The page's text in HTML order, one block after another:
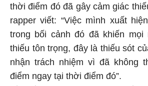
thời điểm đó đã gây cảm giác
rapper viết: “Việc mình xuất
trong bối cảnh đó đã khiến mọi
thiếu tôn trọng, đây là thiếu sót
nhận trách nhiệm vì đã không
điểm ngay tại thời điểm đó”.